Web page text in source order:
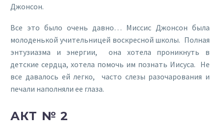
Джонсон.
Все это было очень давно… Миссис Джонсон была
молоденькой учительницей воскресной школы. Полная
энтузиазма и энергии, она хотела проникнуть в
детские сердца, хотела помочь им познать Иисуса. Не
все давалось ей легко, часто слезы разочарования и
печали наполняли ее глаза.
АКТ № 2